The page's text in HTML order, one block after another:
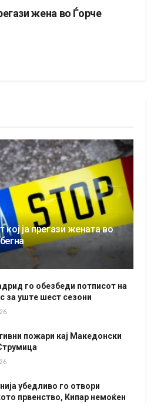
жена во Ѓорче
кој ја прегази жената во
го обезбеди потписот на
за уште шест сезони
пожари кај Македонски
убедливо го отвори
првенство, Кипар немоќен